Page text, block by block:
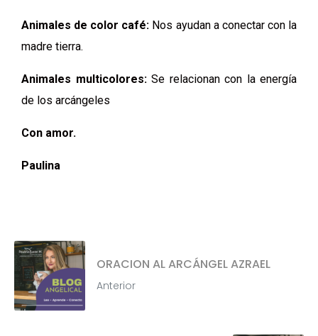
Animales de color café: Nos ayudan a conectar con la
madre tierra.
Animales multicolores: Se relacionan con la energía
de los arcángeles
Con amor.
Paulina
ORACION AL ARCÁNGEL AZRAEL
Anterior